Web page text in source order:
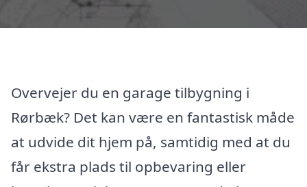
Overvejer du en garage tilbygning i
Rørbæk? Det kan være en fantastisk måde
at udvide dit hjem på, samtidig med at du
får ekstra plads til opbevaring eller